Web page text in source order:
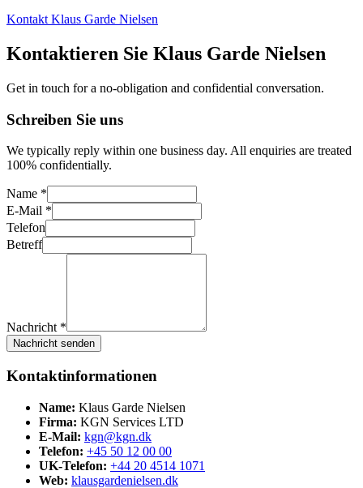
Kontakt Klaus Garde Nielsen
Kontaktieren Sie Klaus Garde Nielsen
Get in touch for a no-obligation and confidential conversation.
Schreiben Sie uns
We typically reply within one business day. All enquiries are treated
100% confidentially.
Name *
E-Mail *
Telefon
Betreff
Nachricht *
Nachricht senden
Kontaktinformationen
Name: Klaus Garde Nielsen
Firma: KGN Services LTD
E-Mail: kgn@kgn.dk
Telefon: +45 50 12 00 00
UK-Telefon: +44 20 4514 1071
Web: klausgardenielsen.dk